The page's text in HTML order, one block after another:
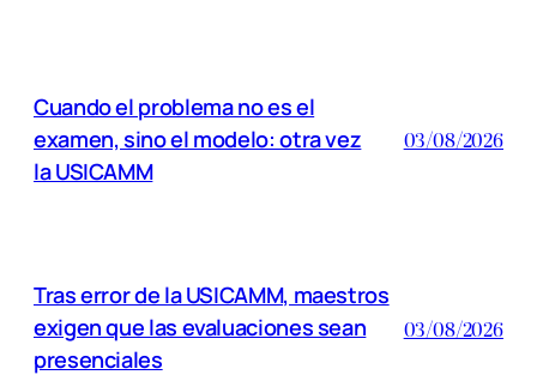
Cuando el problema no es el
examen, sino el modelo: otra vez
la USICAMM
03/08/2026
Tras error de la USICAMM, maestros
exigen que las evaluaciones sean
presenciales
03/08/2026